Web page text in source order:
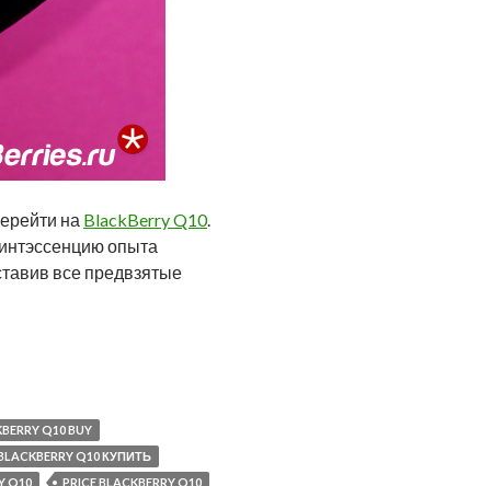
на BlackBerry Q10.
опыта
все предвзятые
Q10 BUY
Q10 КУПИТЬ
Q10
PRICE BLACKBERRY Q10